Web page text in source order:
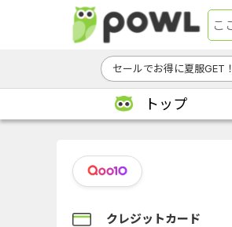
セールでお得に夏服GET！
トップ
クレジットカード